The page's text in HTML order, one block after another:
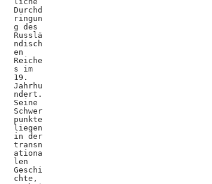
Durchd
ringun
g des
Russlä
ndisch
en
Reiche
s im
19.
Jahrhu
ndert.
Seine
Schwer
punkte
liegen
in der
transn
ationa
len
Geschi
chte,